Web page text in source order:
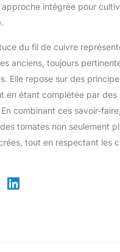
intégrée pour
du fil de cuivre
anciens, toujours
Elle repose sur des
en étant complétée par des
combinant ces savoir-
tomates non seulement
tout en respectant les